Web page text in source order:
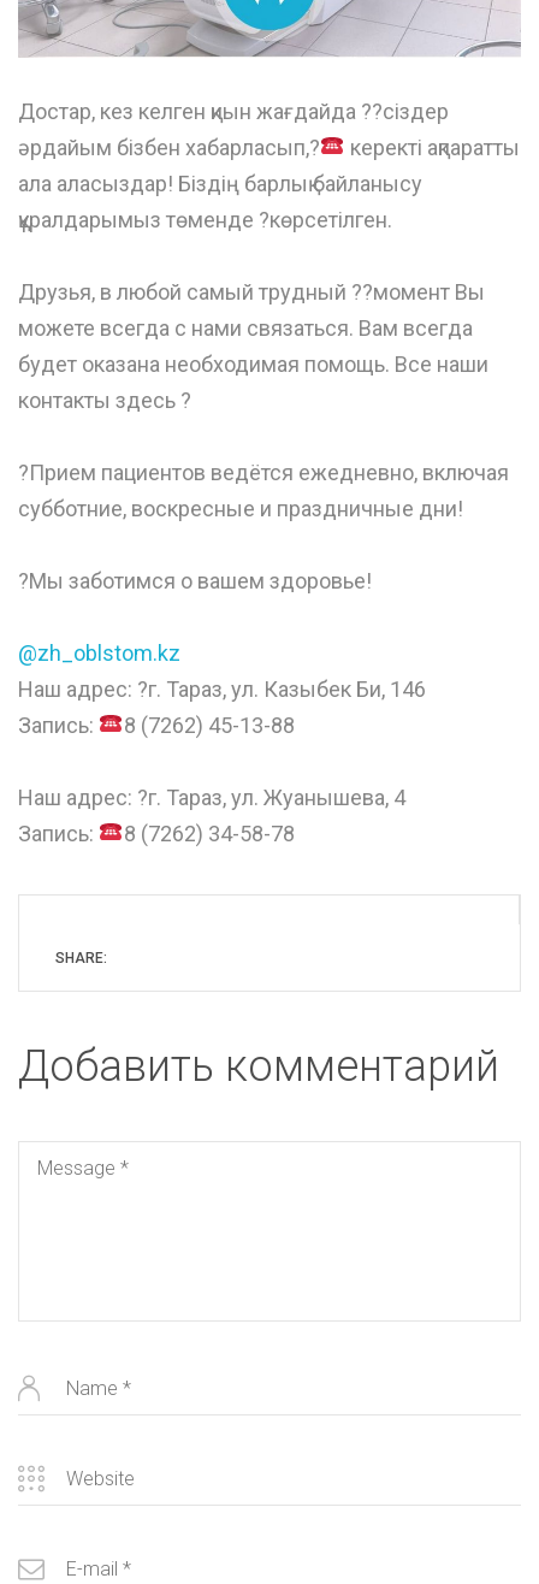
Достар, кез келген қиын жағдайда ??сіздер
əрдайым бізбен хабарласып,?
керекті ақпаратты
ала аласыздар! Біздің барлық байланысу
құралдарымыз төменде ?көрсетілген.
Друзья, в любой самый трудный ??момент Вы
можете всегда с нами связаться. Вам всегда
будет оказана необходимая помощь. Все наши
контакты здесь ?
?Прием пациентов ведётся ежедневно, включая
субботние, воскресные и праздничные дни!
?Мы заботимся о вашем здоровье!
@zh_oblstom.kz
Наш адрес: ?г. Тараз, ул. Казыбек Би, 146
Запись:
8 (7262) 45-13-88
Наш адрес: ?г. Тараз, ул. Жуанышева, 4
Запись:
8 (7262) 34-58-78
SHARE:
Добавить комментарий